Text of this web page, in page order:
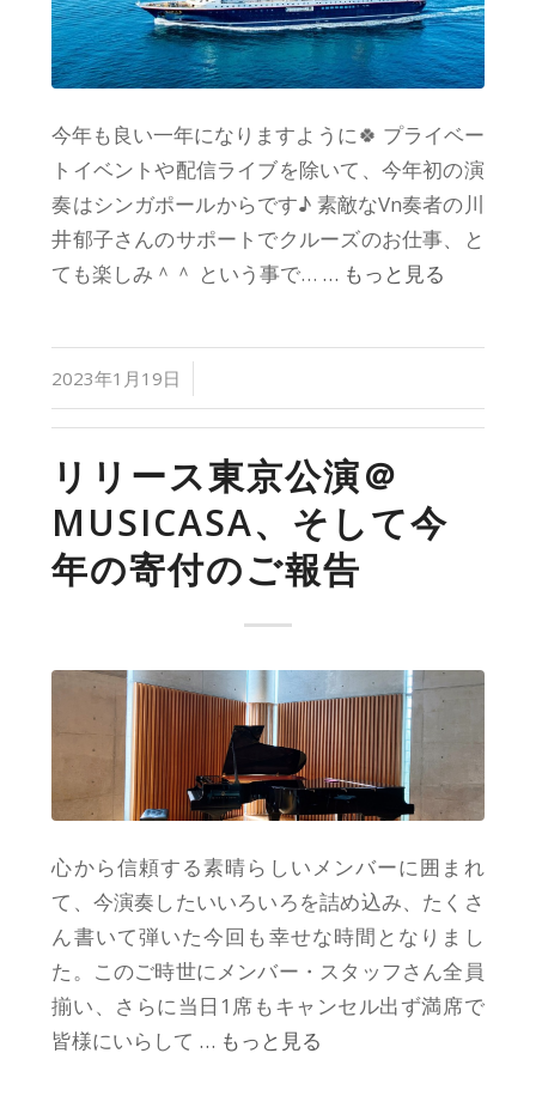
今年も良い一年になりますように🍀 プライベー
トイベントや配信ライブを除いて、今年初の演
奏はシンガポールからです♪ 素敵なVn奏者の川
井郁子さんのサポートでクルーズのお仕事、と
ても楽しみ＾＾ という事で… … もっと見る
2023年1月19日
リリース東京公演＠
MUSICASA、そして今
年の寄付のご報告
心から信頼する素晴らしいメンバーに囲まれ
て、今演奏したいいろいろを詰め込み、たくさ
ん書いて弾いた今回も幸せな時間となりまし
た。このご時世にメンバー・スタッフさん全員
揃い、さらに当日1席もキャンセル出ず満席で
皆様にいらして … もっと見る